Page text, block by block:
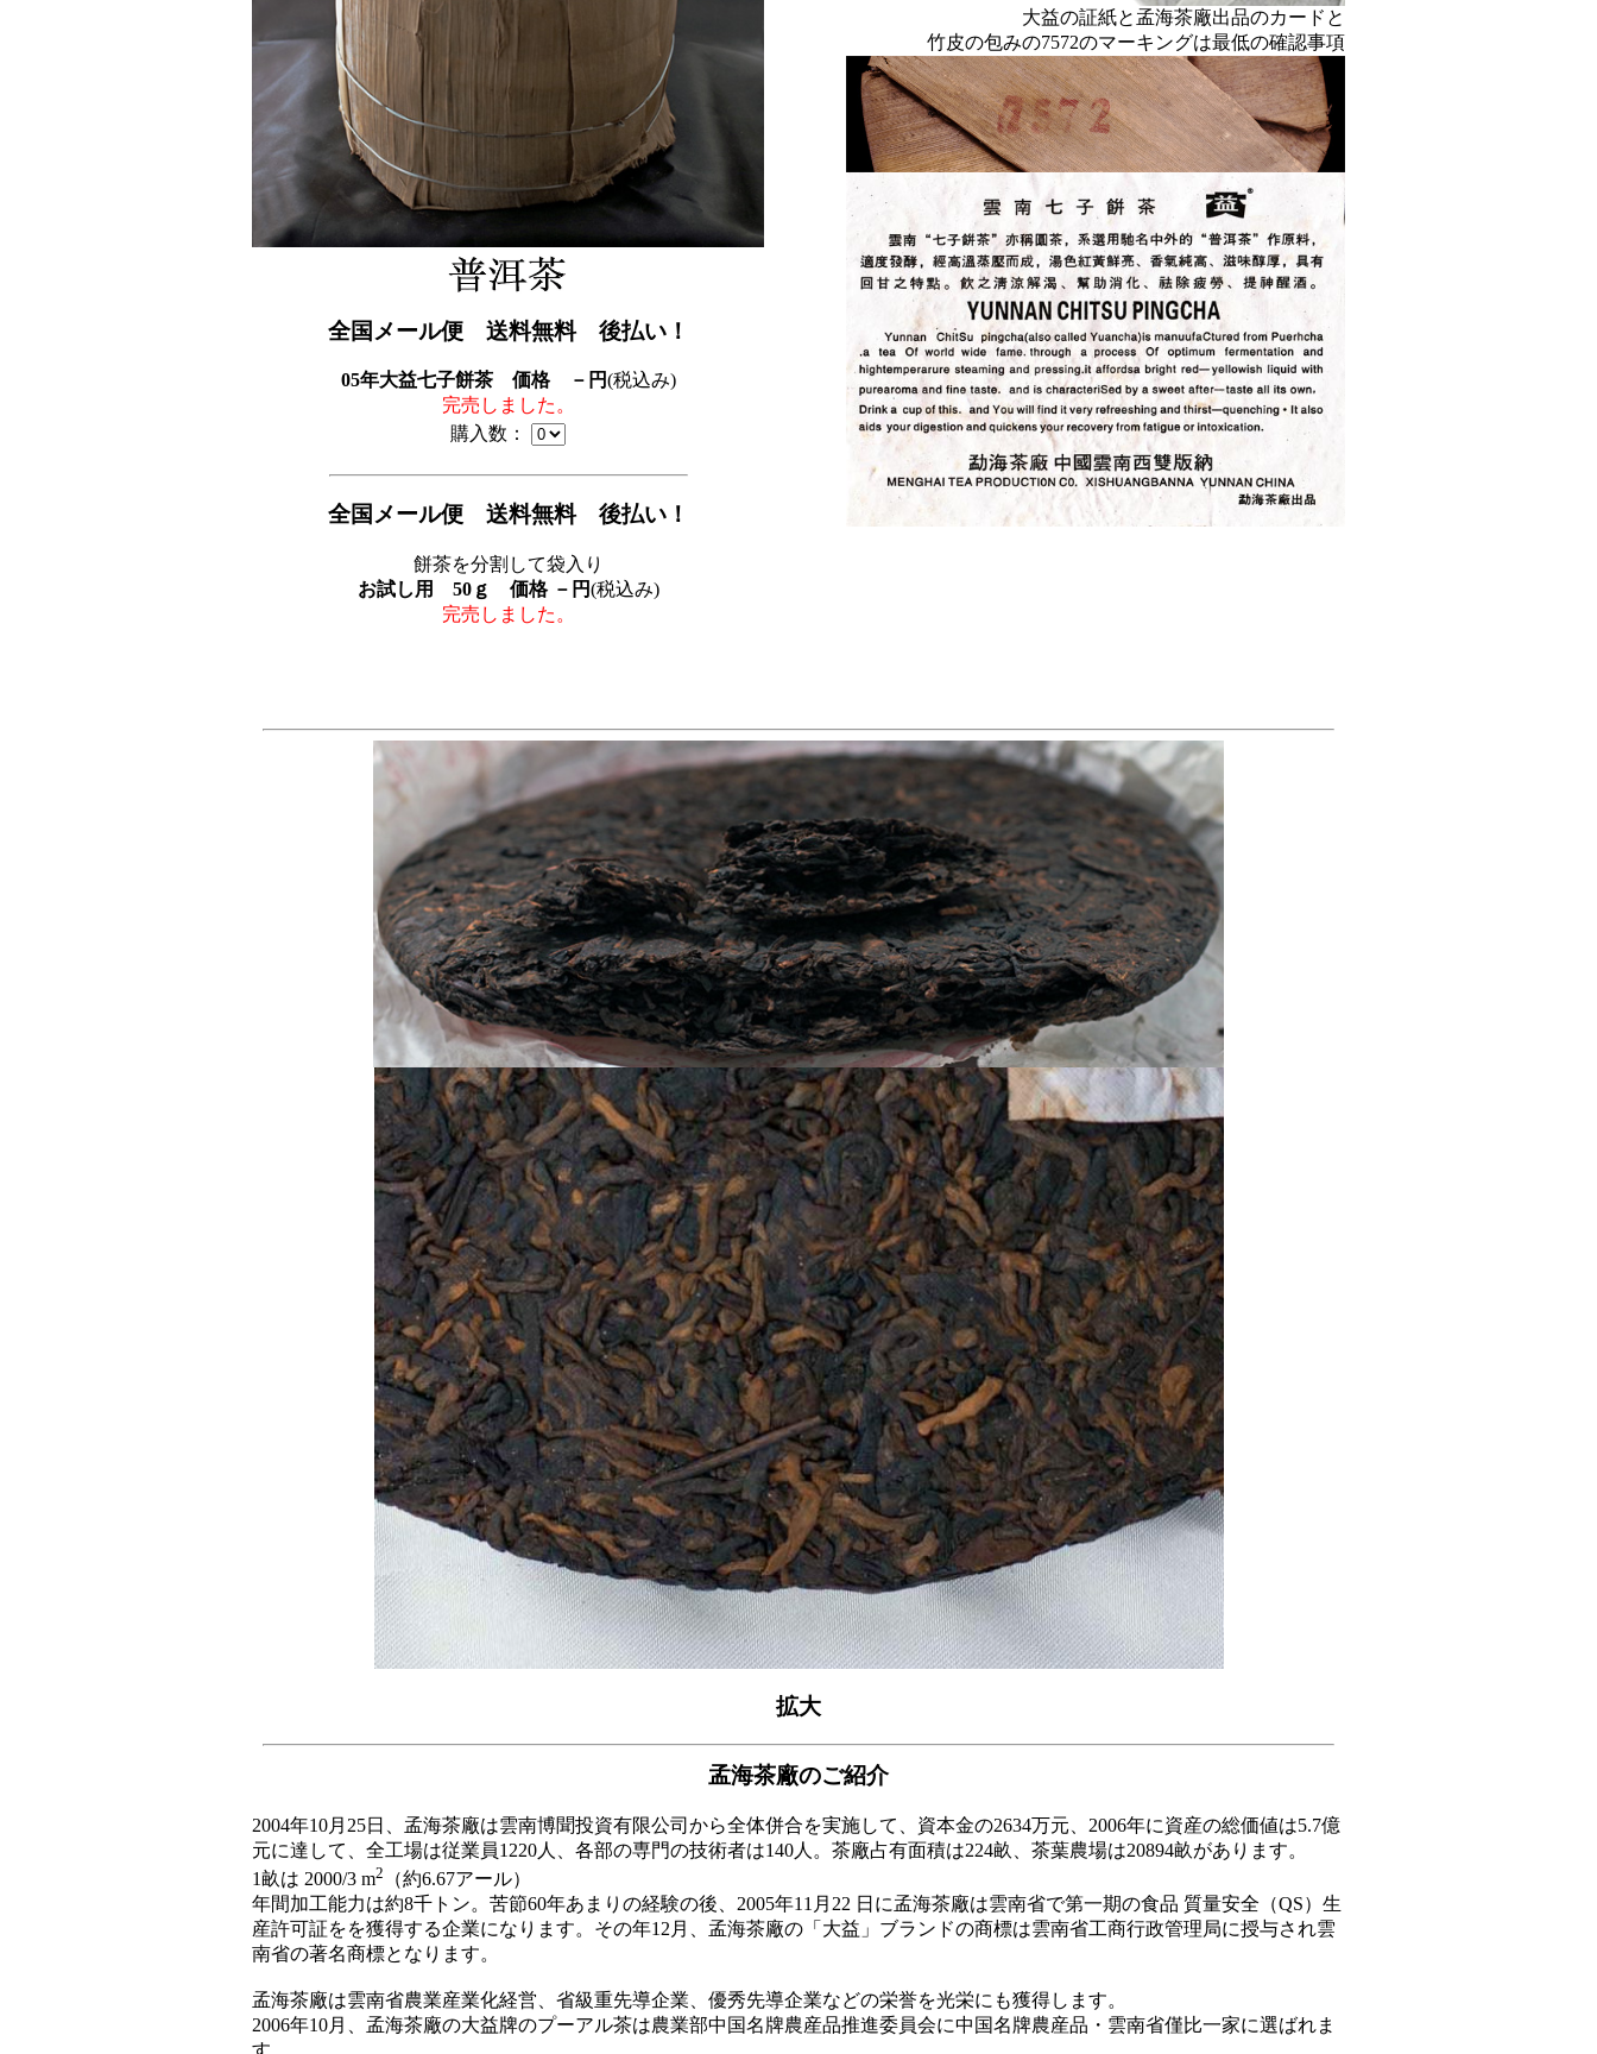
大益の証紙と孟海茶廠出品のカードと
竹皮の包みの7572のマーキングは最低の確認事項
全国メール便 送料無料 後払い！
05年大益七子餅茶 価格 －円(税込み)
完売しました。
購入数：
全国メール便 送料無料 後払い！
餅茶を分割して袋入り
お試し用 50ｇ 価格 －円(税込み)
完売しました。
拡大
孟海茶廠のご紹介
2004年10月25日、孟海茶廠は雲南博聞投資有限公司から全体併合を実施して、資本金の2634万元、2006年に資産の総価値は5.7億
元に達して、全工場は従業員1220人、各部の専門の技術者は140人。茶廠占有面積は224畝、茶葉農場は20894畝があります。
1畝は 2000/3 m2
（約6.67アール）
年間加工能力は約8千トン。苦節60年あまりの経験の後、2005年11月22 日に孟海茶廠は雲南省で第一期の食品 質量安全（QS）生
産許可証をを獲得する企業になります。その年12月、孟海茶廠の「大益」ブランドの商標は雲南省工商行政管理局に授与され雲
南省の著名商標となります。
孟海茶廠は雲南省農業産業化経営、省級重先導企業、優秀先導企業などの栄誉を光栄にも獲得します。
2006年10月、孟海茶廠の大益牌のプーアル茶は農業部中国名牌農産品推進委員会に中国名牌農産品・雲南省僅比一家に選ばれま
す。